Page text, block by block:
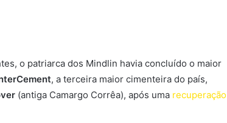
o patriarca dos Mindlin havia concluído o maior
, a terceira maior cimenteira do país,
(antiga Camargo Corrêa), após uma recuperação